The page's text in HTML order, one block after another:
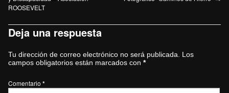
ROOSEVELT
Deja una respuesta
Tu dirección de correo electrónico no será publicada.
Los
campos obligatorios están marcados con *
Comentario *